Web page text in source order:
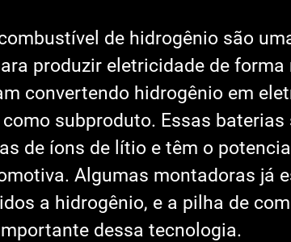
de hidrogênio são
produzir eletricidade de
convertendo hidrogênio em
subproduto. Essas
de íons de lítio e têm o
Algumas montadoras já
a hidrogênio, e a pilha de
dessa tecnologia.